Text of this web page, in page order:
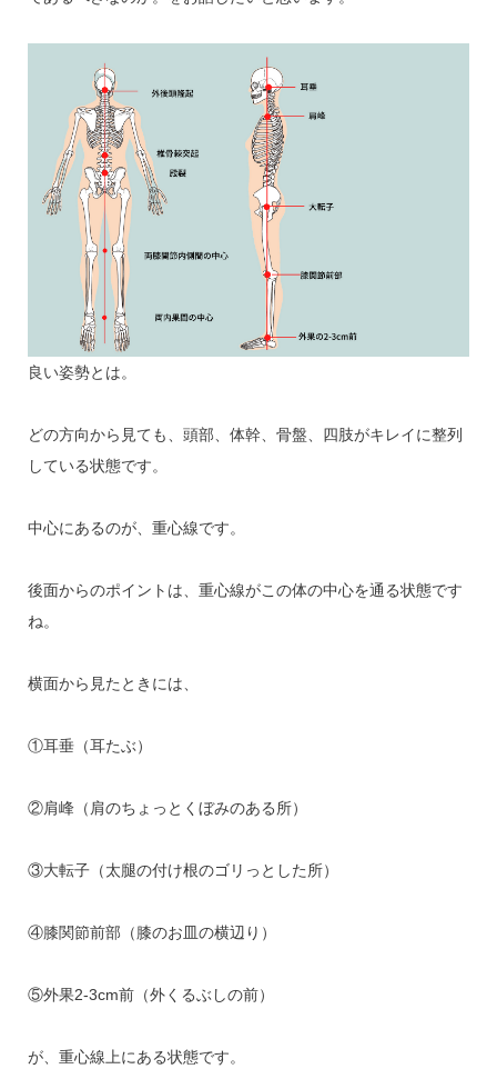
良い姿勢とは。
どの方向から見ても、頭部、体幹、骨盤、四肢がキレイに整列
している状態です。
中心にあるのが、重心線です。
後面からのポイントは、重心線がこの体の中心を通る状態です
ね。
横面から見たときには、
①耳垂（耳たぶ）
②肩峰（肩のちょっとくぼみのある所）
③大転子（太腿の付け根のゴリっとした所）
④膝関節前部（膝のお皿の横辺り）
⑤外果2-3cm前（外くるぶしの前）
が、重心線上にある状態です。